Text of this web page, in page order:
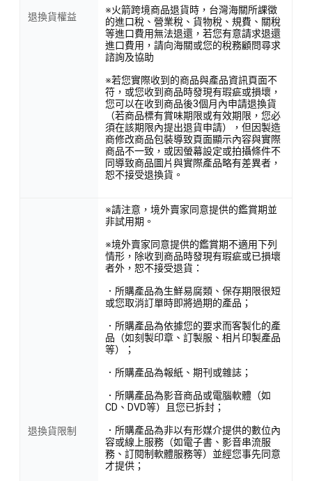
退換貨權益
※火箭跨境商品退貨時，台灣海關所課徵
的進口稅、營業稅、貨物稅、規費、關稅
等進口費用無法退還，若您有意請求退還
進口費用，請向海關或您的稅務顧問尋求
諮詢及協助
※若您實際收到的商品與產品資訊頁面不
符，或您收到商品時發現有瑕疵或損壞，
您可以在收到商品後3個月內申請退換貨
（若商品標有賞味期限或有效期限，您必
須在該期限內提出退貨申請），但因製造
商修改商品包裝導致頁面顯示內容與實際
商品不一致，或因螢幕設定或拍攝條件不
同導致商品圖片與實際產品略有差異者，
恕不接受退換貨。
退換貨限制
※請注意，境外賣家同意提供的鑑賞期並
非試用期。
※境外賣家同意提供的鑑賞期不適用下列
情形，除收到商品時發現有瑕疵或已損壞
者外，恕不接受退貨：
．所購產品為生鮮易腐類、保存期限很短
或您取消訂單時即將過期的產品；
．所購產品為依據您的要求而客製化的產
品（如刻製印章、訂製服、相片印製產品
等）；
．所購產品為報紙、期刊或雜誌；
．所購產品為影音商品或電腦軟體（如
CD、DVD等）且您已拆封；
．所購產品為非以有形媒介提供的數位內
容或線上服務（如電子書、影音串流服
務、訂閱制軟體服務等）並經您事先同意
才提供；